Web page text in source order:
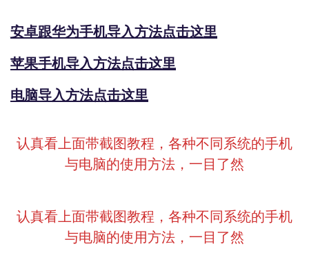
安卓跟华为手机导入方法点击这里
苹果手机导入方法点击这里
电脑导入方法点击这里
认真看上面带截图教程，各种不同系统的手机
与电脑的使用方法，一目了然
认真看上面带截图教程，各种不同系统的手机
与电脑的使用方法，一目了然